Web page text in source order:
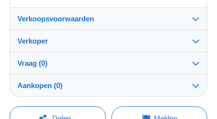
Verkoopsvoorwaarden
Bestemming:
Zie de lijst van landen
Verzending:
Verzending na betaling
Voor rekening van de koper
Verkoper
blns99%(16454x)
PRO
Winkel
Vraag (0)
Om een vraag te stellen moet u een sessie
Aankopen (0)
Laatste actualisering: 04:54:19